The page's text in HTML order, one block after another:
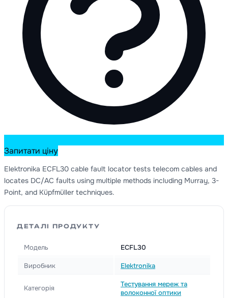
Запитати ціну
Elektronika ECFL30 cable fault locator tests telecom cables and
locates DC/AC faults using multiple methods including Murray, 3-
Point, and Küpfmüller techniques.
ДЕТАЛІ ПРОДУКТУ
Модель ECFL30
Виробник Elektronika
Категорія
Тестування мереж та
волоконної оптики